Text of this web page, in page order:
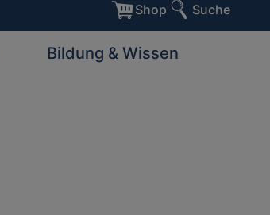
Shop Suche
Bildung & Wissen